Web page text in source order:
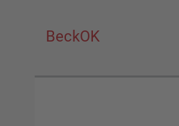
BeckOK